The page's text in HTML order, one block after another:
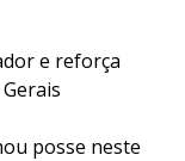
e reforça
posse neste